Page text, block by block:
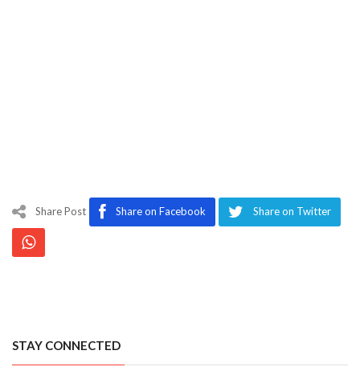
Share Post Share on Facebook Share on Twitter
STAY CONNECTED